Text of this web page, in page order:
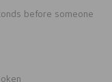
before someone